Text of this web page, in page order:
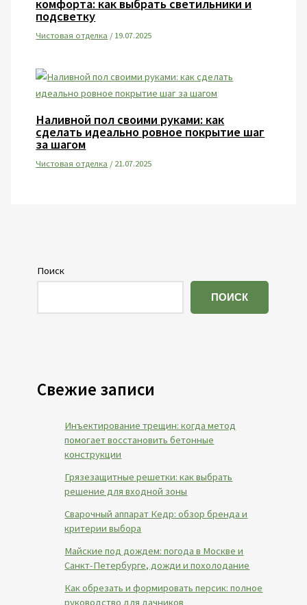
комфорта: как выбрать светильники и
подсветку
Чистовая отделка /19.07.2025
Наливной пол своими руками: как
сделать идеально ровное покрытие шаг
за шагом
Чистовая отделка /21.07.2025
Поиск
ПОИСК
Свежие записи
Инъектирование трещин: когда метод
помогает восстановить бетонные
конструкции
Грязезащитные решетки: как выбрать
решение для входной зоны
Сварочный аппарат Кедр: обзор бренда и
критерии выбора
Майские под дождем: погода в Москве и
Санкт-Петербурге, дожди и похолодание
Как обрезать и формировать персик: полное
руководство для дачников